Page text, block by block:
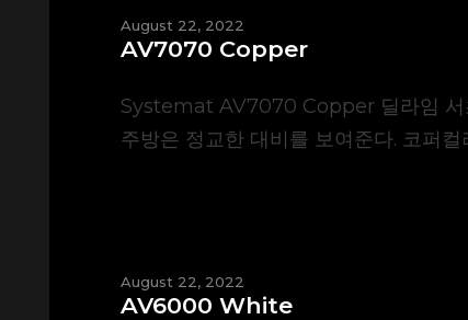
August 22, 2022
AV7070 Copper
Systemat AV7070 Copper 딜라임
주방은 정교한 대비를 보여준다. 코퍼
August 22, 2022
AV6000 White